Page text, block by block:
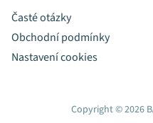
Časté otázky
Obchodní podmínky
Nastavení cookies
Copyright © 2026